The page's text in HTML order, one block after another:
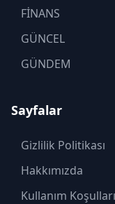
FİNANS
GÜNCEL
GÜNDEM
KÜLTÜR SANAT
MAGAZİN
MODA
OTOMOBİL
Sayfalar
Gizlilik Politikası
Hakkımızda
Kullanım Koşulları